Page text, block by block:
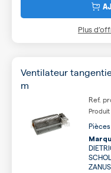
Plus
Ventilateur
m
Ref.
Produit